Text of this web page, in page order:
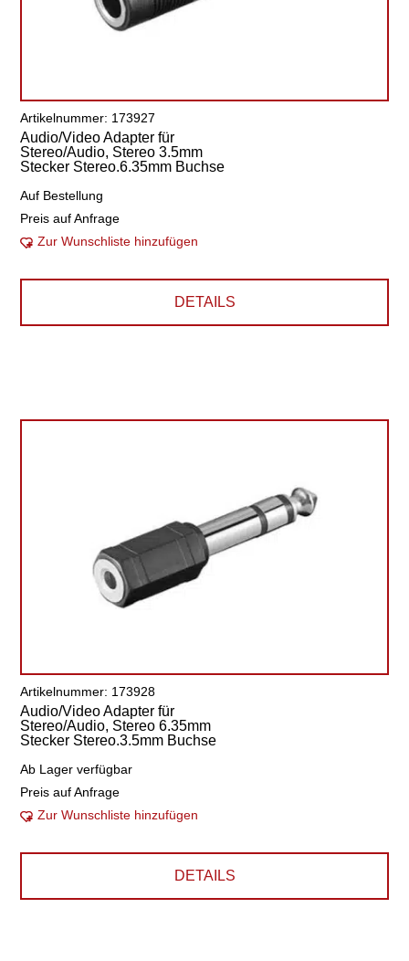
Artikelnummer: 173927
Audio/Video Adapter für
Stereo/Audio, Stereo 3.5mm
Stecker Stereo.6.35mm Buchse
Auf Bestellung
Preis auf Anfrage
Zur Wunschliste hinzufügen
DETAILS
Artikelnummer: 173928
Audio/Video Adapter für
Stereo/Audio, Stereo 6.35mm
Stecker Stereo.3.5mm Buchse
Ab Lager verfügbar
Preis auf Anfrage
Zur Wunschliste hinzufügen
DETAILS